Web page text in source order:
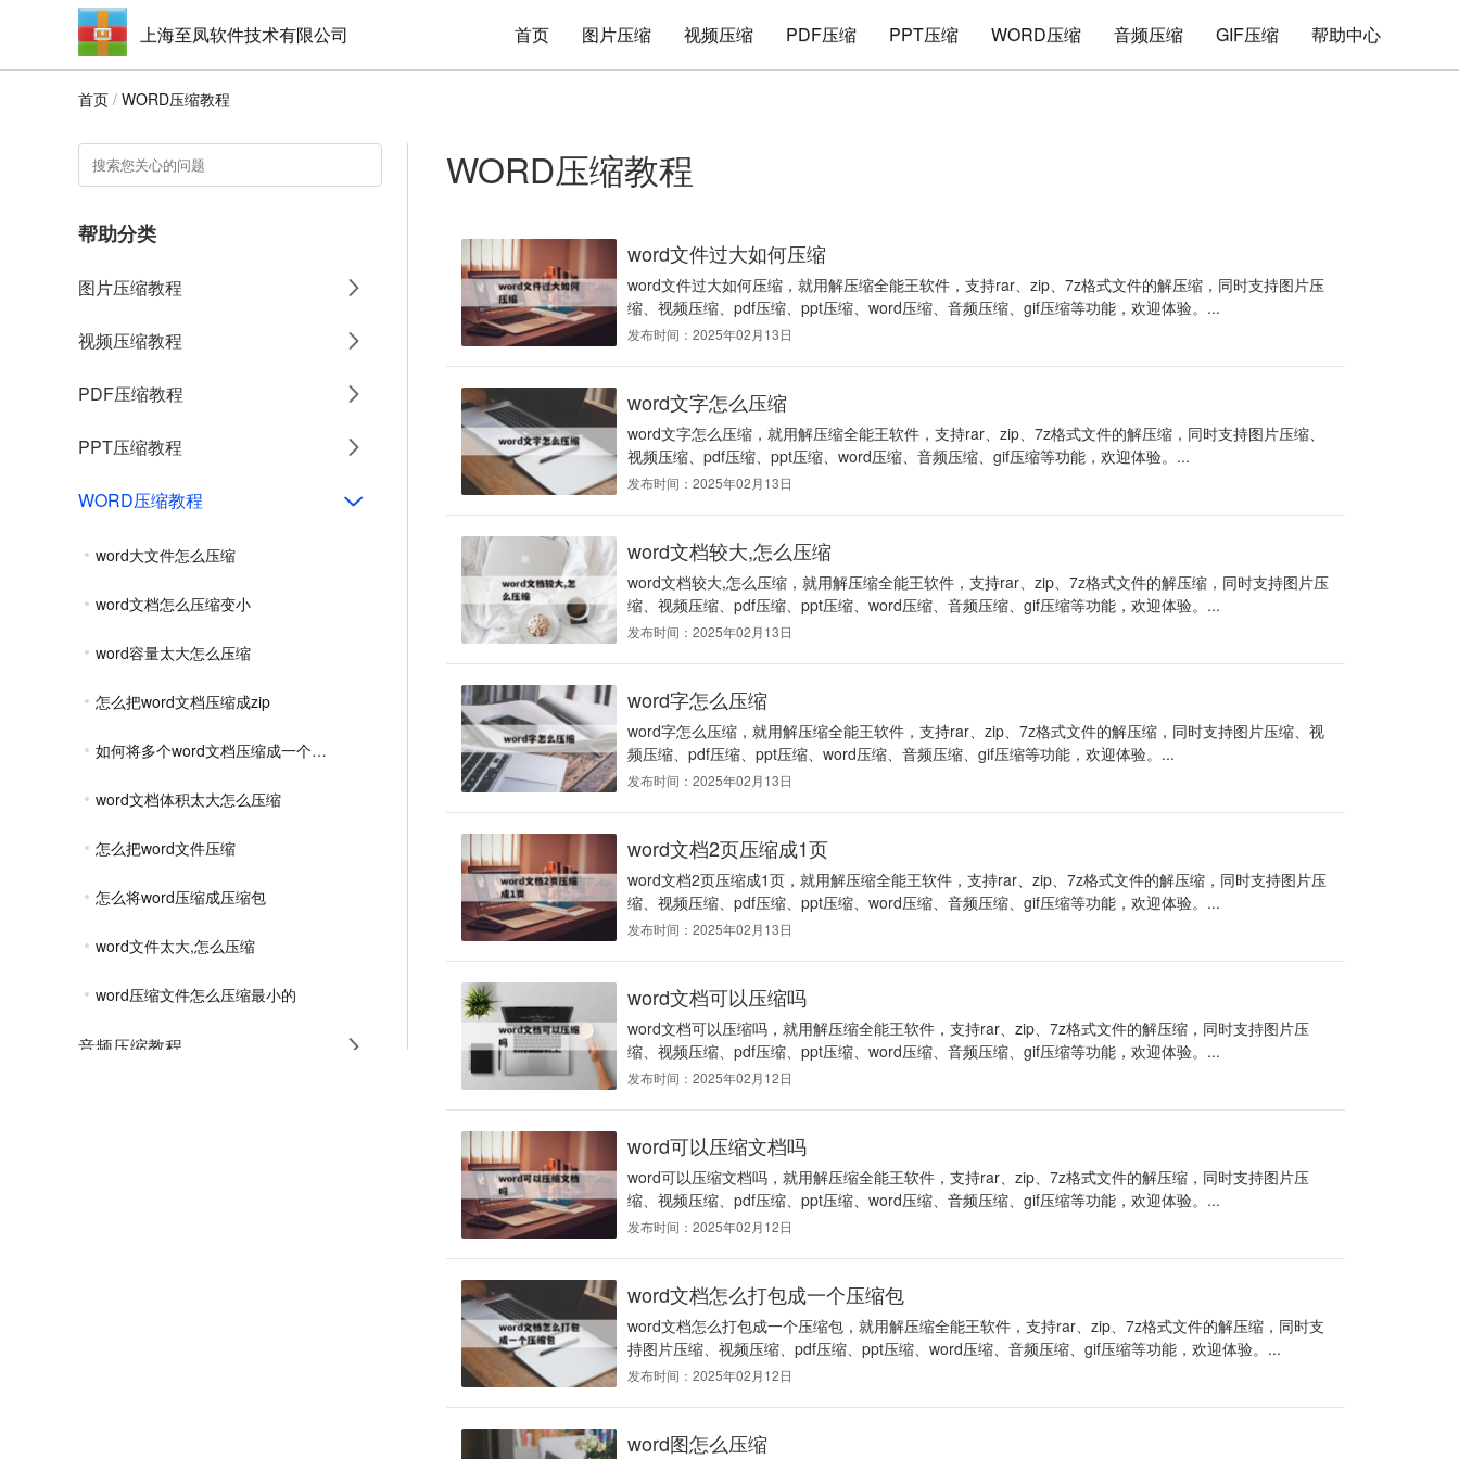
上海至凤软件技术有限公司 首页 图片压缩 视频压缩 PDF压缩 PPT压缩 WORD压缩 音频压缩 GIF压缩 帮助中心
首页 / WORD压缩教程
帮助分类
图片压缩教程
视频压缩教程
PDF压缩教程
PPT压缩教程
WORD压缩教程
word大文件怎么压缩
word文档怎么压缩变小
word容量太大怎么压缩
怎么把word文档压缩成zip
如何将多个word文档压缩成一个压缩包
word文档体积太大怎么压缩
怎么把word文件压缩
怎么将word压缩成压缩包
word文件太大,怎么压缩
word压缩文件怎么压缩最小的
音频压缩教程
WORD压缩教程
word文件过大如何压缩
word文件过大如何压缩，就用解压缩全能王软件，支持rar、zip、7z格式文件的解压缩，同时支持图片压
缩、视频压缩、pdf压缩、ppt压缩、word压缩、音频压缩、gif压缩等功能，欢迎体验。...
发布时间：2025年02月13日
word文字怎么压缩
word文字怎么压缩，就用解压缩全能王软件，支持rar、zip、7z格式文件的解压缩，同时支持图片压缩、
视频压缩、pdf压缩、ppt压缩、word压缩、音频压缩、gif压缩等功能，欢迎体验。...
发布时间：2025年02月13日
word文档较大,怎么压缩
word文档较大,怎么压缩，就用解压缩全能王软件，支持rar、zip、7z格式文件的解压缩，同时支持图片压
缩、视频压缩、pdf压缩、ppt压缩、word压缩、音频压缩、gif压缩等功能，欢迎体验。...
发布时间：2025年02月13日
word字怎么压缩
word字怎么压缩，就用解压缩全能王软件，支持rar、zip、7z格式文件的解压缩，同时支持图片压缩、视
频压缩、pdf压缩、ppt压缩、word压缩、音频压缩、gif压缩等功能，欢迎体验。...
发布时间：2025年02月13日
word文档2页压缩成1页
word文档2页压缩成1页，就用解压缩全能王软件，支持rar、zip、7z格式文件的解压缩，同时支持图片压
缩、视频压缩、pdf压缩、ppt压缩、word压缩、音频压缩、gif压缩等功能，欢迎体验。...
发布时间：2025年02月13日
word文档可以压缩吗
word文档可以压缩吗，就用解压缩全能王软件，支持rar、zip、7z格式文件的解压缩，同时支持图片压
缩、视频压缩、pdf压缩、ppt压缩、word压缩、音频压缩、gif压缩等功能，欢迎体验。...
发布时间：2025年02月12日
word可以压缩文档吗
word可以压缩文档吗，就用解压缩全能王软件，支持rar、zip、7z格式文件的解压缩，同时支持图片压
缩、视频压缩、pdf压缩、ppt压缩、word压缩、音频压缩、gif压缩等功能，欢迎体验。...
发布时间：2025年02月12日
word文档怎么打包成一个压缩包
word文档怎么打包成一个压缩包，就用解压缩全能王软件，支持rar、zip、7z格式文件的解压缩，同时支
持图片压缩、视频压缩、pdf压缩、ppt压缩、word压缩、音频压缩、gif压缩等功能，欢迎体验。...
发布时间：2025年02月12日
word图怎么压缩